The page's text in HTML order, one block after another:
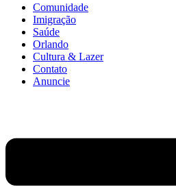
Comunidade
Imigração
Saúde
Orlando
Cultura & Lazer
Contato
Anuncie